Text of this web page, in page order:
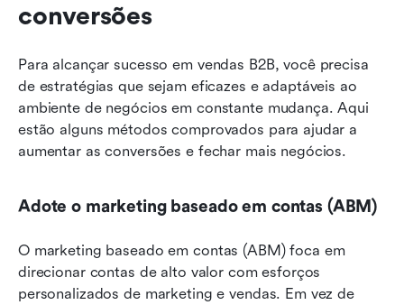
conversões
Para alcançar sucesso em vendas B2B, você precisa
de estratégias que sejam eficazes e adaptáveis ao
ambiente de negócios em constante mudança. Aqui
estão alguns métodos comprovados para ajudar a
aumentar as conversões e fechar mais negócios.
Adote o marketing baseado em contas (ABM)
O marketing baseado em contas (ABM) foca em
direcionar contas de alto valor com esforços
personalizados de marketing e vendas. Em vez de